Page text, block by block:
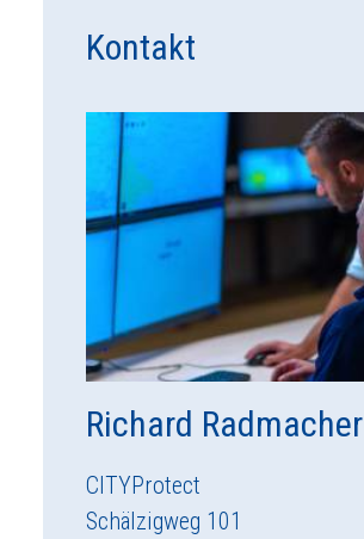
Kontakt
Richard Radmacher
CITYProtect
Schälzigweg 101